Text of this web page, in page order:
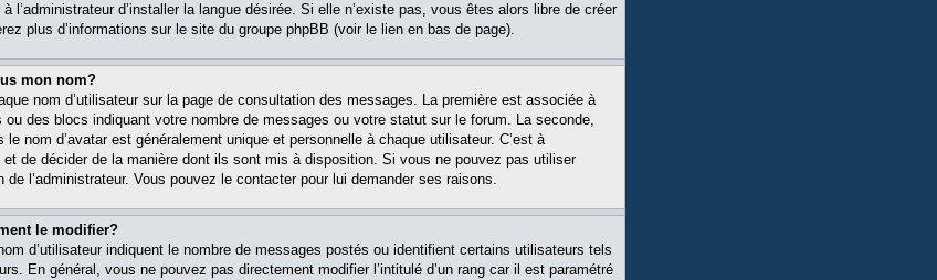
l’administrateur d’installer la langue désirée. Si elle n’existe pas, vous êtes alors libre de créer
plus d’informations sur le site du groupe phpBB (voir le lien en bas de page).
mon nom?
nom d’utilisateur sur la page de consultation des messages. La première est associée à
des blocs indiquant votre nombre de messages ou votre statut sur le forum. La seconde,
nom d’avatar est généralement unique et personnelle à chaque utilisateur. C’est à
et de décider de la manière dont ils sont mis à disposition. Si vous ne pouvez pas utiliser
de l’administrateur. Vous pouvez le contacter pour lui demander ses raisons.
le modifier?
d’utilisateur indiquent le nombre de messages postés ou identifient certains utilisateurs tels
En général, vous ne pouvez pas directement modifier l’intitulé d’un rang car il est paramétré